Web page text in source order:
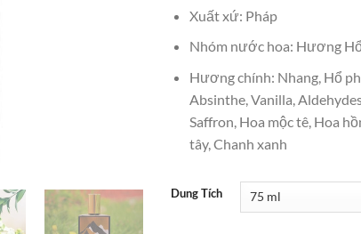
Xuất xứ: Pháp
Nhóm nước hoa: Hương
Hương chính: Nhang, Hổ
Absinthe, Vanilla,
Saffron, Hoa mộc tê, Hoa
tây, Chanh xanh
Dung Tích